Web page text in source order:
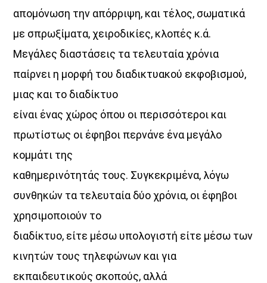
UPCOMING SHOWS
Σημεία & Τέρατα
Μέρα Μεσημέρι
12:00
14:00
14:00
15:00
ΜΟΥΣΙΚΗ
15:00
απομόνωση την απόρριψη, και τέλος, σωματικά
με σπρωξίματα, χειροδικίες, κλοπές κ.ά.
Μεγάλες διαστάσεις τα τελευταία χρόνια
παίρνει η μορφή του διαδικτυακού εκφοβισμού,
μιας και το διαδίκτυο
είναι ένας χώρος όπου οι περισσότεροι και
πρωτίστως οι έφηβοι περνάνε ένα μεγάλο
κομμάτι της
καθημερινότητάς τους. Συγκεκριμένα, λόγω
συνθηκών τα τελευταία δύο χρόνια, οι έφηβοι
χρησιμοποιούν το
διαδίκτυο, είτε μέσω υπολογιστή είτε μέσω των
κινητών τους τηλεφώνων και για
εκπαιδευτικούς σκοπούς, αλλά